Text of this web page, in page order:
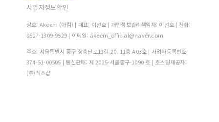
사업자정보확인
상호: Akeem (아킴) | 대표: 이선호 | 개인정보관리책임자: 이선호 | 전화:
0507-1309-9529 | 이메일: akeem_official@naver.com
주소: 서울특별시 중구 장충단로13길 20, 11층 A03호 | 사업자등록번호:
374-51-00505 | 통신판매: 제 2025-서울중구-1090 호 | 호스팅제공자:
(주)식스샵